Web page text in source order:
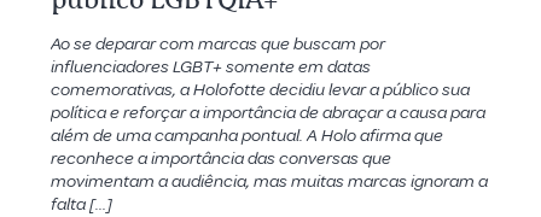
Ao se deparar com marcas que buscam por
influenciadores LGBT+ somente em datas
comemorativas, a Holofotte decidiu levar a público sua
política e reforçar a importância de abraçar a causa para
além de uma campanha pontual. A Holo afirma que
reconhece a importância das conversas que
movimentam a audiência, mas muitas marcas ignoram a
falta […]